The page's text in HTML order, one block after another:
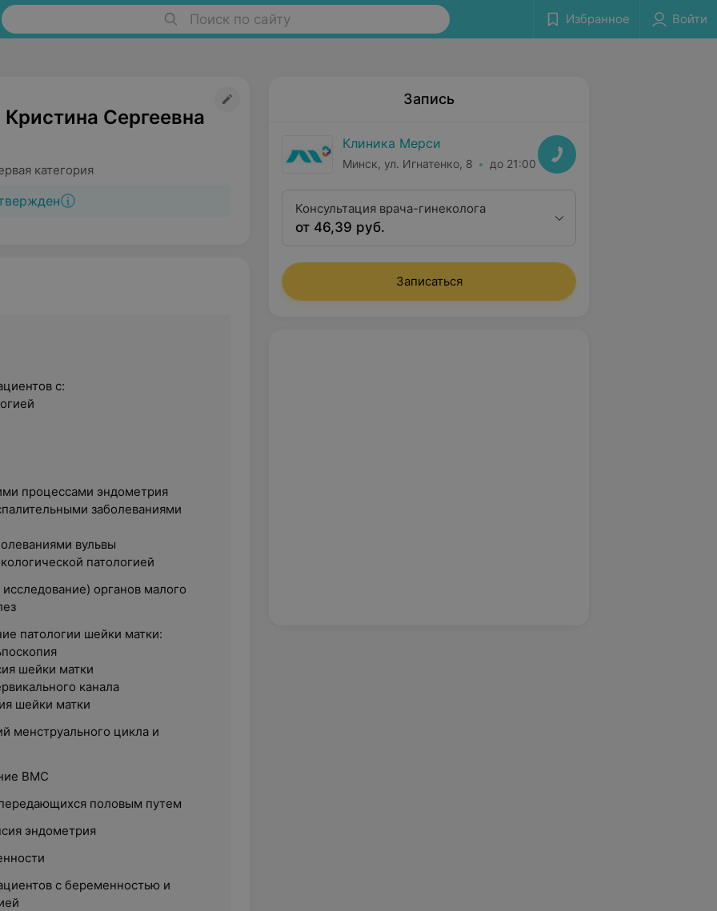
Поиск по сайту Избранное Войти
Сергеевна
категория
с:
процессами эндометрия
заболеваниями
вульвы
патологией
органов малого
патологии шейки матки:
шейки матки
канала
шейки матки
менструального цикла и
ВМС
половым путем
эндометрия
с беременностью и
Запись
Клиника Мерси
Минск, ул. Игнатенко, 8 до 21:00
Консультация врача-гинеколога
от 46,39 руб.
Записаться